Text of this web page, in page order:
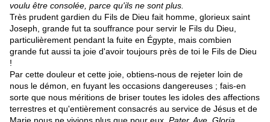
voulu être consolée, parce qu'ils ne sont plus.
Très prudent gardien du Fils de Dieu fait homme, glorieux saint
Joseph, grande fut ta souffrance pour servir le Fils du Dieu,
particulièrement pendant la fuite en Égypte, mais combien
grande fut aussi ta joie d'avoir toujours près de toi le Fils de Dieu
!
Par cette douleur et cette joie, obtiens-nous de rejeter loin de
nous le démon, en fuyant les occasions dangereuses ; fais-en
sorte que nous méritions de briser toutes les idoles des affections
terrestres et qu'entièrement consacrés au service de Jésus et de